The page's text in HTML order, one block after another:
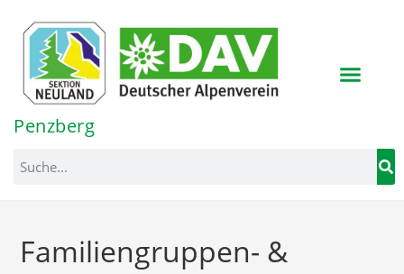
Penzberg
Familiengruppen- &